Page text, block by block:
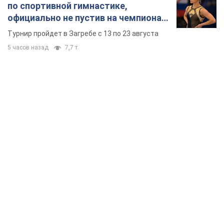
по спортивной гимнастике,
официально не пустив на чемпионат
Европы основных спортсменов
Турнир пройдет в Загребе с 13 по 23 августа
5 часов назад 7,7 т.